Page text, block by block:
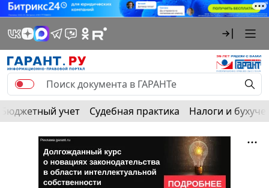
Бюджетный учет Судебная практика Налоги и